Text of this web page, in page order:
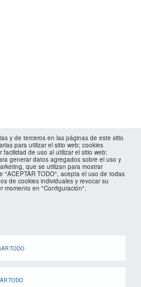
y de terceros en las páginas de este sitio
para utilizar el sitio web; cookies
de uso al utilizar el sitio web;
generar datos agregados sobre el uso y
que se utilizan para mostrar
"ACEPTAR TODO", acepta el uso de todas
de cookies individuales y revocar su
momento en "Configuración".
TODO
TODO